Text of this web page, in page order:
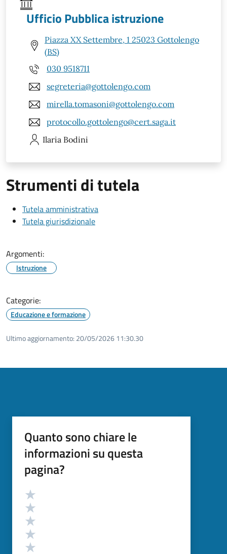
Ufficio Pubblica istruzione
Piazza XX Settembre, 1 25023 Gottolengo
(BS)
030 9518711
segreteria@gottolengo.com
mirella.tomasoni@gottolengo.com
protocollo.gottolengo@cert.saga.it
Ilaria Bodini
Strumenti di tutela
Tutela amministrativa
Tutela giurisdizionale
Argomenti:
Istruzione
Categorie:
Educazione e formazione
Ultimo aggiornamento: 20/05/2026 11:30.30
Quanto sono chiare le
informazioni su questa
pagina?
Valutazione